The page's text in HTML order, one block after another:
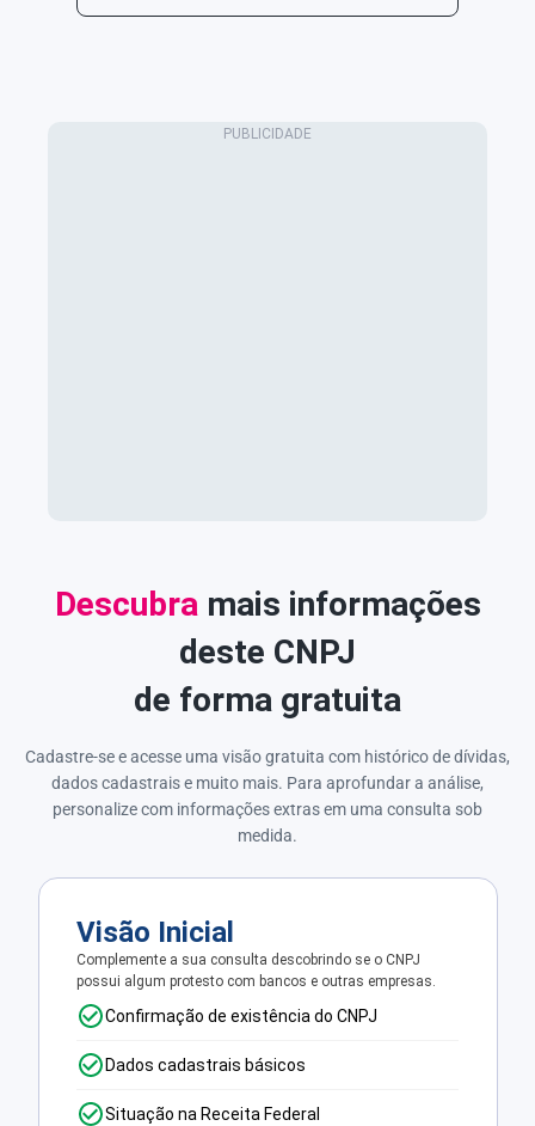
Descubra mais informações
deste CNPJ
de forma gratuita
Cadastre-se e acesse uma visão gratuita com histórico de dívidas,
dados cadastrais e muito mais. Para aprofundar a análise,
personalize com informações extras em uma consulta sob
medida.
Visão Inicial
Complemente a sua consulta descobrindo se o CNPJ
possui algum protesto com bancos e outras empresas.
Confirmação de existência do CNPJ
Dados cadastrais básicos
Situação na Receita Federal